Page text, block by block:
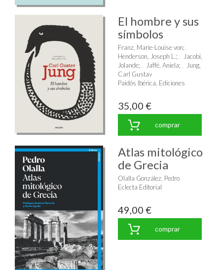
El hombre y sus
símbolos
Franz, Marie-Louise von;
Henderson, Joseph L.;
Jacobi,
Jolande; Jaffé, Aniela;
Jung,
Carl Gustav
Paidós Ibérica, Ediciones
35,00 €
comprar
Atlas mitológico
de Grecia
Olalla González, Pedro
Eclecta Editorial
49,00 €
comprar